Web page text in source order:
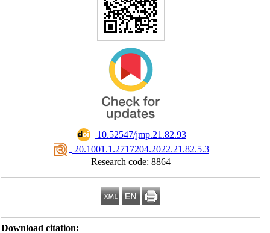
‎ 10.52547/jmp.21.82.93
‎ 20.1001.1.2717204.2022.21.82.5.3
Research code: 8864
Download citation: